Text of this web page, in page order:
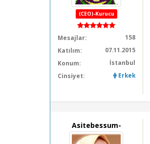
(CEO)-Kurucu
Mesajlar:
158
Katılım:
07.11.2015
Konum:
İstanbul
Cinsiyet:
Erkek
Asitebessum-